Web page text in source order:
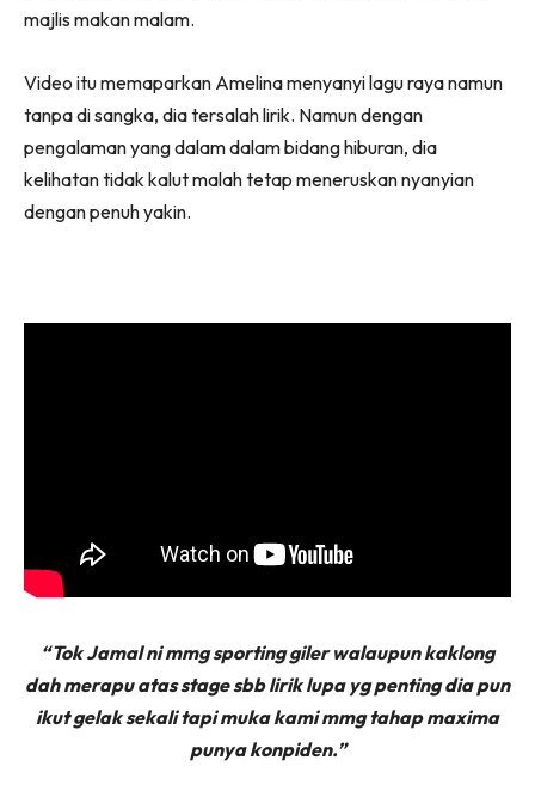
majlis makan malam.
Video itu memaparkan Amelina menyanyi lagu raya namun
tanpa di sangka, dia tersalah lirik. Namun dengan
pengalaman yang dalam dalam bidang hiburan, dia
kelihatan tidak kalut malah tetap meneruskan nyanyian
dengan penuh yakin.
“Tok Jamal ni mmg sporting giler walaupun kaklong
dah merapu atas stage sbb lirik lupa yg penting dia pun
ikut gelak sekali tapi muka kami mmg tahap maxima
punya konpiden.”